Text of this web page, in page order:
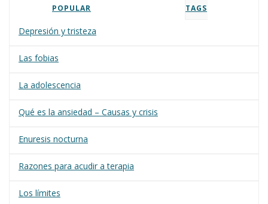
POPULAR TAGS
Depresión y tristeza
Las fobias
La adolescencia
Qué es la ansiedad – Causas y crisis
Enuresis nocturna
Razones para acudir a terapia
Los límites